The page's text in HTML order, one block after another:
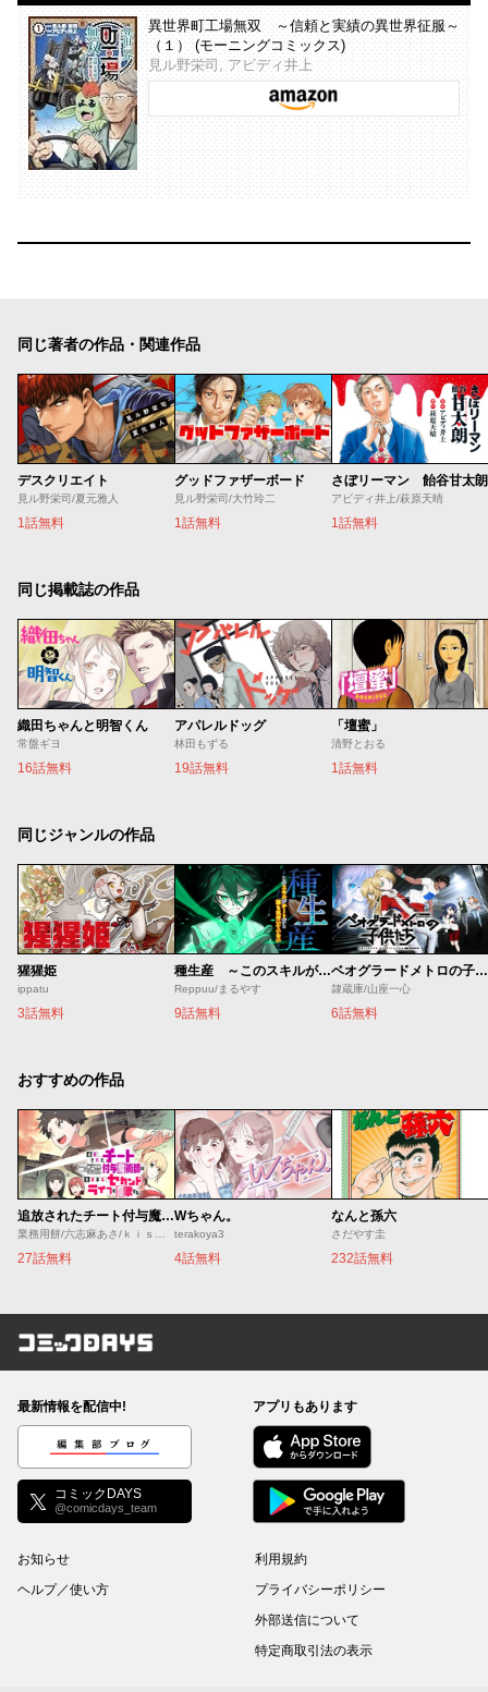
異世界町工場無双 ～信頼と実績の異世界征服～
（１） (モーニングコミックス)
見ル野栄司, アビディ井上
同じ著者の作品・関連作品
デスクリエイト
見ル野栄司/夏元雅人
1話無料
グッドファザーボード
見ル野栄司/大竹玲二
1話無料
さぼリーマン 飴谷甘太朗
アビディ井上/萩原天晴
1話無料
同じ掲載誌の作品
織田ちゃんと明智くん
常盤ギヨ
16話無料
アパレルドッグ
林田もずる
19話無料
「壇蜜」
清野とおる
1話無料
同じジャンルの作品
猩猩姫
ippatu
3話無料
種生産 ～このスキルがチートだとまだ誰も気付いていない～
Reppuu/まるやす
9話無料
ベオグラードメトロの子供たち
隷蔵庫/山座一心
6話無料
おすすめの作品
追放されたチート付与魔術師は気ままなセカンドライフを謳歌する。 ～俺は武器だけじゃなく、あらゆるものに『強化ポイント』を付与できるし、俺の意思でいつでも効果を解除できるけど、残った人たち大丈夫？～
27話無料
Wちゃん。
terakoya3
4話無料
なんと孫六
さだやす圭
232話無料
コミックDAYS
最新情報を配信中!
編集部ブログ
コミックDAYS
@comicdays_team
アプリもあります
お知らせ
ヘルプ／使い方
利用規約
プライバシーポリシー
外部送信について
特定商取引法の表示